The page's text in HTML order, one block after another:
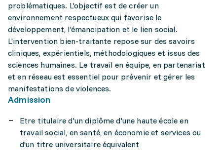
problématiques. L'objectif est de créer un
environnement respectueux qui favorise le
développement, l'émancipation et le lien social.
L'intervention bien-traitante repose sur des savoirs
cliniques, expérientiels, méthodologiques et issus des
sciences humaines. Le travail en équipe, en partenariat
et en réseau est essentiel pour prévenir et gérer les
manifestations de violences.
Admission
Etre titulaire d'un diplôme d'une haute école en
travail social, en santé, en économie et services ou
d'un titre universitaire équivalent